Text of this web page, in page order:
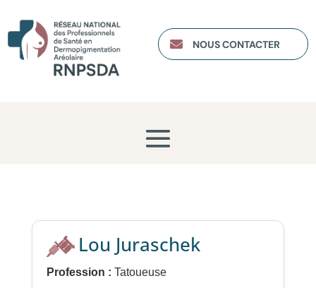
 NOUS CONTACTER
Lou Juraschek
Profession : Tatoueuse